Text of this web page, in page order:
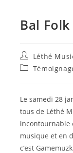
Bal
Auteur/autrice
de
la
Léthé
Post
Le samedi 28
tous de Léthé
incontournable
musique et en
c’est